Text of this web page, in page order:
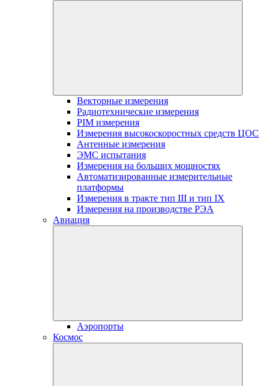
Векторные измерения
Радиотехнические измерения
PIM измерения
Измерения высокоскоростных средств ЦОС
Антенные измерения
ЭМС испытания
Измерения на больших мощностях
Автоматизированные измерительные
платформы
Измерения в тракте тип III и тип IX
Измерения на производстве РЭА
Авиация
Аэропорты
Космос